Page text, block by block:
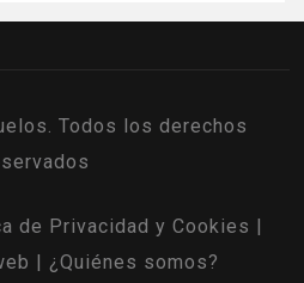
Todos los derechos
de Privacidad y Cookies
¿Quiénes somos?